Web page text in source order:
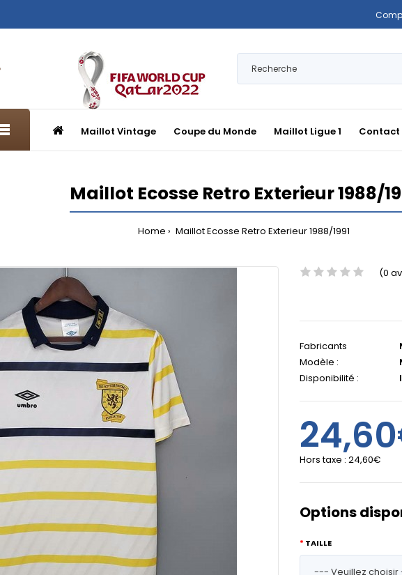
Maillot Vintage Coupe du Monde Maillot Ligue 1 Contact
Maillot Ecosse Retro Exterieur 1988/
Home Maillot Ecosse Retro Exterieur 1988/1991
(0
Fabricants
Modèle :
Disponibilité :
Hors taxe : 24,60€
Options
TAILLE